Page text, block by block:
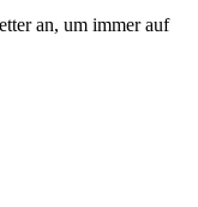
an, um immer auf